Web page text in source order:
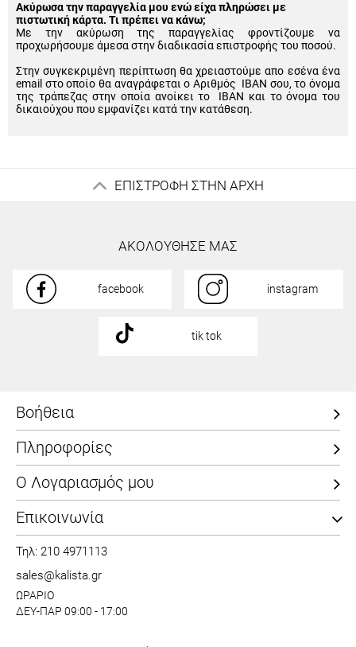
Ακύρωσα την παραγγελία μου ενώ είχα πληρώσει με
πιστωτική κάρτα. Τι πρέπει να κάνω;
Με την ακύρωση της παραγγελίας φροντίζουμε να
προχωρήσουμε άμεσα στην διαδικασία επιστροφής του ποσού.
Στην συγκεκριμένη περίπτωση θα χρειαστούμε απο εσένα ένα
email στο οποίο θα αναγράφεται ο Αριθμός IBAN σου, το όνομα
της τράπεζας στην οποία ανοίκει το IBAN και το όνομα του
δικαιούχου που εμφανίζει κατά την κατάθεση.
ΕΠΙΣΤΡΟΦΗ ΣΤΗΝ ΑΡΧΗ
ΑΚΟΛΟΥΘΗΣΕ ΜΑΣ
facebook instagram
tik tok
Βοήθεια
Πληροφορίες
Ο Λογαριασμός μου
Επικοινωνία
Τηλ: 210 4971113
sales@kalista.gr
ΩΡΑΡΙΟ
ΔΕΥ-ΠΑΡ 09:00 - 17:00